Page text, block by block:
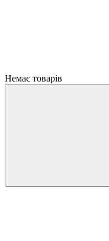
Немає товарів